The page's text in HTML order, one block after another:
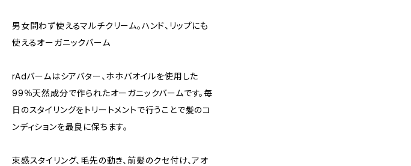
男女問わず使えるマルチクリーム。ハンド、リップにも
使えるオーガニックバーム
rAdバームはシアバター、ホホバオイルを使用した
99％天然成分で作られたオーガニックバームです。毎
日のスタイリングをトリートメントで行うことで髪のコ
ンディションを最良に保ちます。
束感スタイリング、毛先の動き、前髪のクセ付け、アオ